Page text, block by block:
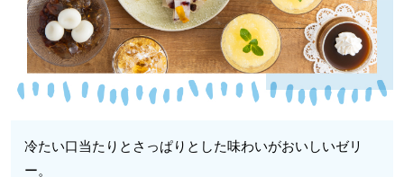
冷たい口当たりとさっぱりとした味わいがおいしいゼリ
ー。